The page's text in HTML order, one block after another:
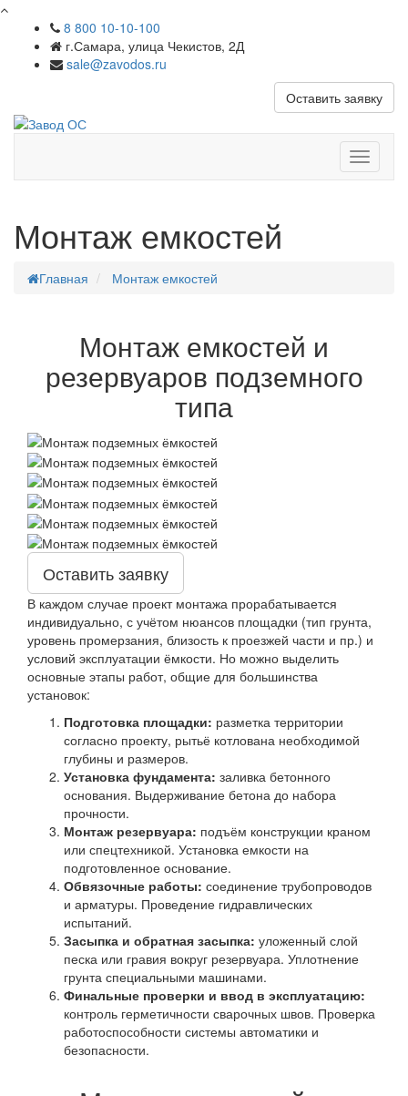
8 800 10-10-100
г.Самара, улица Чекистов, 2Д
sale@zavodos.ru
Оставить заявку
меню
Монтаж емкостей
Главная Монтаж емкостей
Монтаж емкостей и
резервуаров подземного
типа
Оставить заявку
В каждом случае проект монтажа прорабатывается
индивидуально, с учётом нюансов площадки (тип грунта,
уровень промерзания, близость к проезжей части и пр.) и
условий эксплуатации ёмкости. Но можно выделить
основные этапы работ, общие для большинства
установок:
Подготовка площадки: разметка территории
согласно проекту, рытьё котлована необходимой
глубины и размеров.
Установка фундамента: заливка бетонного
основания. Выдерживание бетона до набора
прочности.
Монтаж резервуара: подъём конструкции краном
или спецтехникой. Установка емкости на
подготовленное основание.
Обвязочные работы: соединение трубопроводов
и арматуры. Проведение гидравлических
испытаний.
Засыпка и обратная засыпка: уложенный слой
песка или гравия вокруг резервуара. Уплотнение
грунта специальными машинами.
Финальные проверки и ввод в эксплуатацию:
контроль герметичности сварочных швов. Проверка
работоспособности системы автоматики и
безопасности.